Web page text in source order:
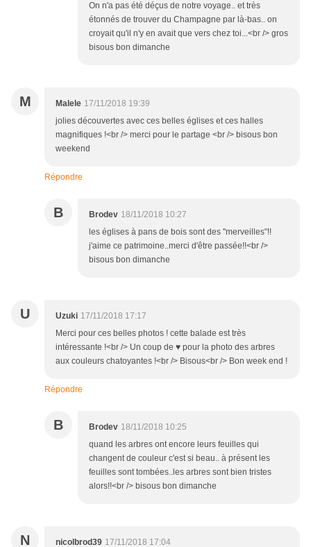
On n'a pas été déçus de notre voyage.. et très
étonnés de trouver du Champagne par là-bas.. on
croyait qu'il n'y en avait que vers chez toi...<br /> gros
bisous bon dimanche
M Malele 17/11/2018 19:39
jolies découvertes avec ces belles églises et ces halles
magnifiques !<br /> merci pour le partage <br /> bisous bon
weekend
Répondre
B Brodev 18/11/2018 10:27
les églises à pans de bois sont des "merveilles"!!
j'aime ce patrimoine..merci d'être passée!!<br />
bisous bon dimanche
U Uzuki 17/11/2018 17:17
Merci pour ces belles photos ! cette balade est très
intéressante !<br /> Un coup de ♥ pour la photo des arbres
aux couleurs chatoyantes !<br /> Bisous<br /> Bon week end !
Répondre
B Brodev 18/11/2018 10:25
quand les arbres ont encore leurs feuilles qui
changent de couleur c'est si beau.. à présent les
feuilles sont tombées..les arbres sont bien tristes
alors!!<br /> bisous bon dimanche
N nicolbrod39 17/11/2018 17:04